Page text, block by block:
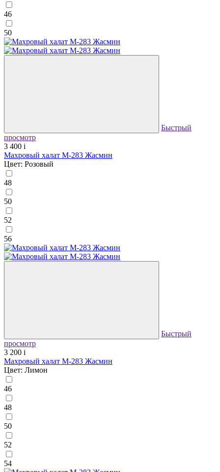
46
50
Быстрый
просмотр
3 400 i
Махровый халат М-283 Жасмин
Цвет: Розовый
48
50
52
56
Быстрый
просмотр
3 200 i
Махровый халат М-283 Жасмин
Цвет: Лимон
46
48
50
52
54